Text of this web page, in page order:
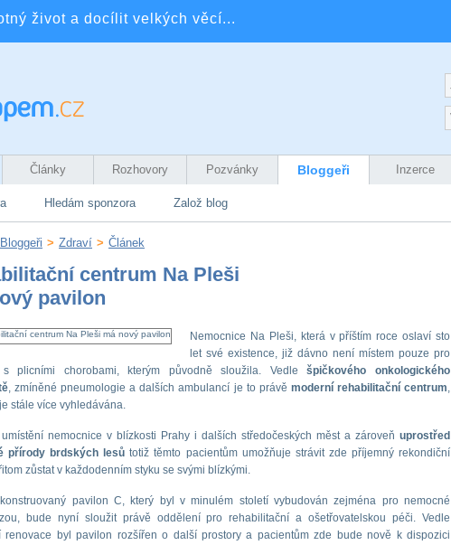
život a docílit velkých věcí...
Články Rozhovory Pozvánky Bloggeři Inzerce
Hledám sponzora Založ blog
Bloggeři > Zdraví > Článek
centrum Na Pleši
pavilon
Nemocnice Na Pleši, která v příštím roce oslaví sto
let své existence, již dávno není místem pouze pro
s plicními chorobami, kterým původně sloužila. Vedlešpičkového onkologického
, zmíněné pneumologie a dalších ambulancí je to právě moderní rehabilitační centrum,
stále více vyhledávána.
nemocnice v blízkosti Prahy i dalších středočeských měst a zároveň uprostřed
přírody brdských lesů totiž těmto pacientům umožňuje strávit zde příjemný rekondiční
zůstat v každodenním styku se svými blízkými.
pavilon C, který byl v minulém století vybudován zejména pro nemocné
bude nyní sloužit právě oddělení pro rehabilitační a ošetřovatelskou péči. Vedle
renovace byl pavilon rozšířen o další prostory a pacientům zde bude nově k dispozici